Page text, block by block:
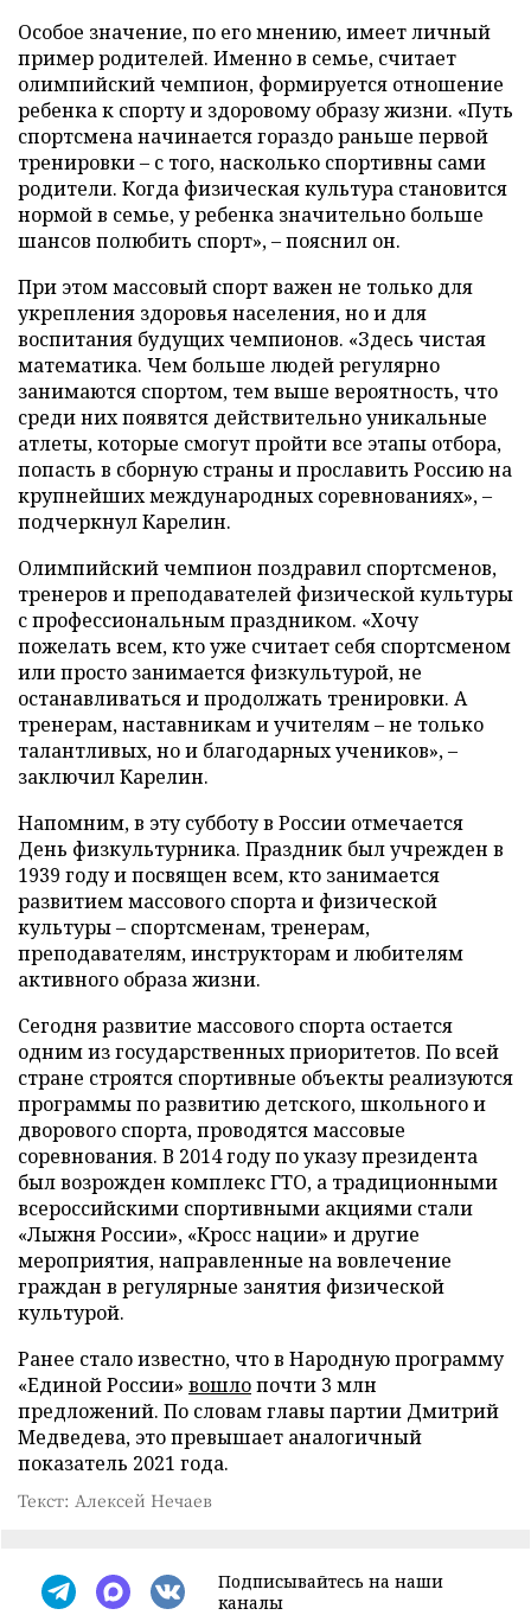
Особое значение, по его мнению, имеет личный
пример родителей. Именно в семье, считает
олимпийский чемпион, формируется отношение
ребенка к спорту и здоровому образу жизни. «Путь
спортсмена начинается гораздо раньше первой
тренировки – с того, насколько спортивны сами
родители. Когда физическая культура становится
нормой в семье, у ребенка значительно больше
шансов полюбить спорт», – пояснил он.
При этом массовый спорт важен не только для
укрепления здоровья населения, но и для
воспитания будущих чемпионов. «Здесь чистая
математика. Чем больше людей регулярно
занимаются спортом, тем выше вероятность, что
среди них появятся действительно уникальные
атлеты, которые смогут пройти все этапы отбора,
попасть в сборную страны и прославить Россию на
крупнейших международных соревнованиях», –
подчеркнул Карелин.
Олимпийский чемпион поздравил спортсменов,
тренеров и преподавателей физической культуры
с профессиональным праздником. «Хочу
пожелать всем, кто уже считает себя спортсменом
или просто занимается физкультурой, не
останавливаться и продолжать тренировки. А
тренерам, наставникам и учителям – не только
талантливых, но и благодарных учеников», –
заключил Карелин.
Напомним, в эту субботу в России отмечается
День физкультурника. Праздник был учрежден в
1939 году и посвящен всем, кто занимается
развитием массового спорта и физической
культуры – спортсменам, тренерам,
преподавателям, инструкторам и любителям
активного образа жизни.
Сегодня развитие массового спорта остается
одним из государственных приоритетов. По всей
стране строятся спортивные объекты реализуются
программы по развитию детского, школьного и
дворового спорта, проводятся массовые
соревнования. В 2014 году по указу президента
был возрожден комплекс ГТО, а традиционными
всероссийскими спортивными акциями стали
«Лыжня России», «Кросс нации» и другие
мероприятия, направленные на вовлечение
граждан в регулярные занятия физической
культурой.
Ранее стало известно, что в Народную программу
«Единой России» вошлопочти 3 млн
предложений. По словам главы партии Дмитрий
Медведева, это превышает аналогичный
показатель 2021 года.
Текст: Алексей Нечаев
Подписывайтесь на наши
каналы